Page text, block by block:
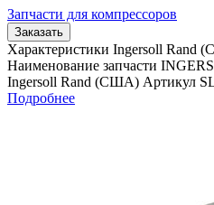
Запчасти для компрессоров
Заказать
Характеристики Ingersoll Rand
Наименование запчасти
Ingersoll Rand (США) Артикул
Подробнее